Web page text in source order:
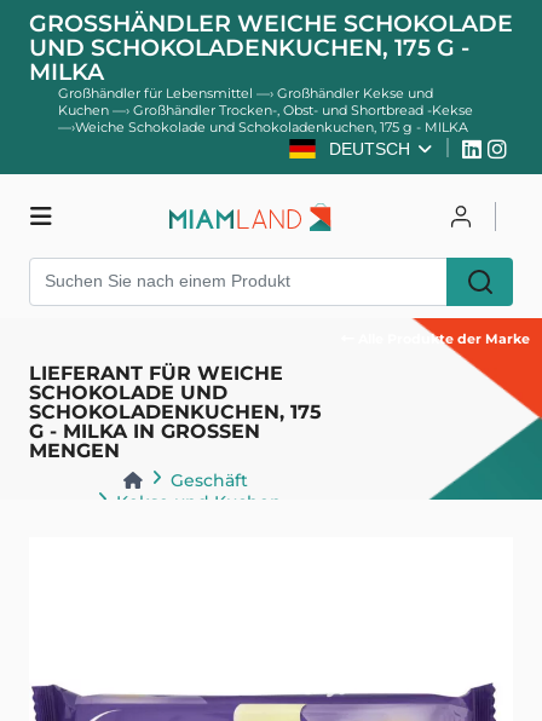
GROSSHÄNDLER WEICHE SCHOKOLADE U
ND SCHOKOLADENKUCHEN, 175 G - M
ILKA
Großhändler für Lebensmittel —› Großhändler Kekse und
Kuchen —› Großhändler Trocken-, Obst- und Shortbread -Kekse
—›Weiche Schokolade und Schokoladenkuchen, 175 g - MILKA
DEUTSCH
LIEFERANT FÜR WEICHE
SCHOKOLADE UND
SCHOKOLADENKUCHEN, 175
G - MILKA IN GROSSEN
MENGEN
Geschäft
Kekse und Kuchen
Alle Produkte der Marke
Einloggen
Registrieren